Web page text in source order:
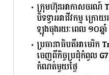
ក្រុមហ៊ុនអាកាសចរណ៍
បិទទ្វារអាជីវកម្ម ក្រោ
ឡុងចុងរយៈពេល ១០ឆ្នាំ
ប្រធានាធិបតីអាមេរិក
ចេញពីកិច្ចប្រជុំកំពូល
កំណត់មួយថ្ងៃ